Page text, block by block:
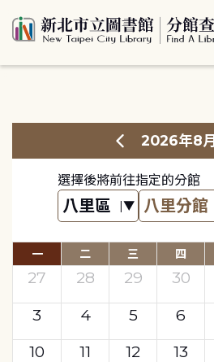
2026年8月
選擇後將前往指定的分館
一 二 三 四
27 28 29 30
3
4 5 6
10
11 12 13